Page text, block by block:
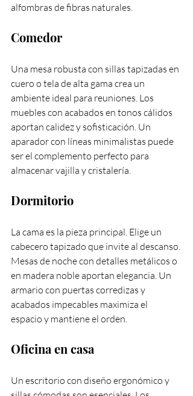
alfombras de fibras naturales.
Comedor
Una mesa robusta con sillas tapizadas en
cuero o tela de alta gama crea un
ambiente ideal para reuniones. Los
muebles con acabados en tonos cálidos
aportan calidez y sofisticación. Un
aparador con líneas minimalistas puede
ser el complemento perfecto para
almacenar vajilla y cristalería.
Dormitorio
La cama es la pieza principal. Elige un
cabecero tapizado que invite al descanso.
Mesas de noche con detalles metálicos o
en madera noble aportan elegancia. Un
armario con puertas corredizas y
acabados impecables maximiza el
espacio y mantiene el orden.
Oficina en casa
Un escritorio con diseño ergonómico y